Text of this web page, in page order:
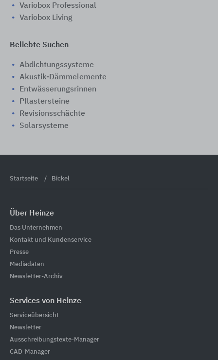
Variobox Professional
Variobox Living
Beliebte Suchen
Abdichtungssysteme
Akustik-Dämmelemente
Entwässerungsrinnen
Pflastersteine
Revisionsschächte
Solarsysteme
Startseite Bickel
Über Heinze
Das Unternehmen
Kontakt und Kundenservice
Presse
Mediadaten
Newsletter-Archiv
Services von Heinze
Serviceübersicht
Newsletter
Ausschreibungstexte-Manager
CAD-Manager